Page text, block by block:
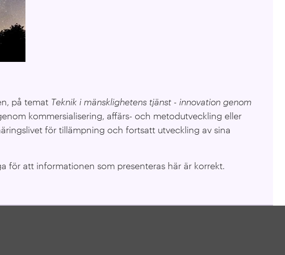
på temat Teknik i mänsklighetens tjänst - innovation genom
kommersialisering, affärs- och metodutveckling eller
för tillämpning och fortsatt utveckling av sina
för att informationen som presenteras här är korrekt.